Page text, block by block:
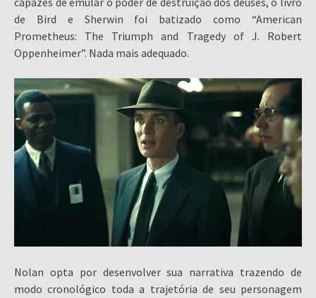
de Bird e Sherwin foi batizado como “American
Prometheus: The Triumph and Tragedy of J. Robert
Oppenheimer”. Nada mais adequado.
Nolan opta por desenvolver sua narrativa trazendo de
modo cronológico toda a trajetória de seu personagem